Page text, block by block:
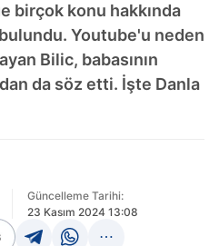
birçok konu hakkında
Youtube'u neden
Bilic, babasının
da söz etti. İşte Danla
Güncelleme Tarihi:
23 Kasım 2024 13:08